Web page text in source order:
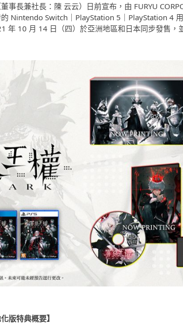
事長兼社長：陳 云云）日前宣布，由 FURYU
Nintendo Switch｜PlayStation 5｜PlayStation 4
年 10 月 14 日（四）於亞洲地區和日本同步發售，
版特典概要】